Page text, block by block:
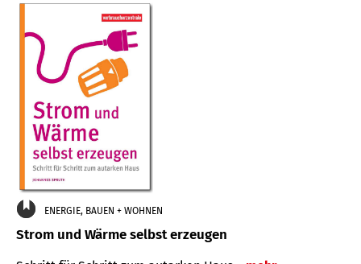
ENERGIE, BAUEN + WOHNEN
Strom und Wärme selbst erzeugen